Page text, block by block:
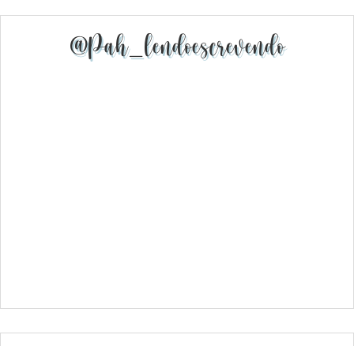
@pah_lendoescrevendo